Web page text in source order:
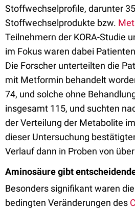
Stoffwechselprofile, darunter
Stoffwechselprodukte bzw.
Teilnehmern der KORA-Studie
im Fokus waren dabei
Die Forscher unterteilten die
mit Metformin behandelt
74, und solche ohne
insgesamt 115, und suchten
der Verteilung der Metabolite
dieser Untersuchung
Verlauf dann in Proben von
Aminosäure gibt
Besonders signifikant waren
bedingten Veränderungen des